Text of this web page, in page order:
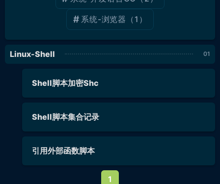
系统-浏览器 （1）
Linux-Shell
Shell脚本加密Shc
Shell脚本集合记录
引用外部函数脚本
1